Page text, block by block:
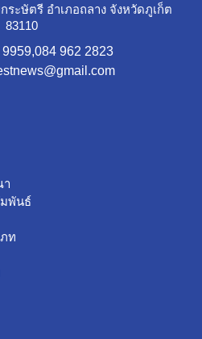
ะษัตรี อำเภอถลาง จังหวัดภูเก็ต
83110
084 962 2823
า
พันธ์
ท